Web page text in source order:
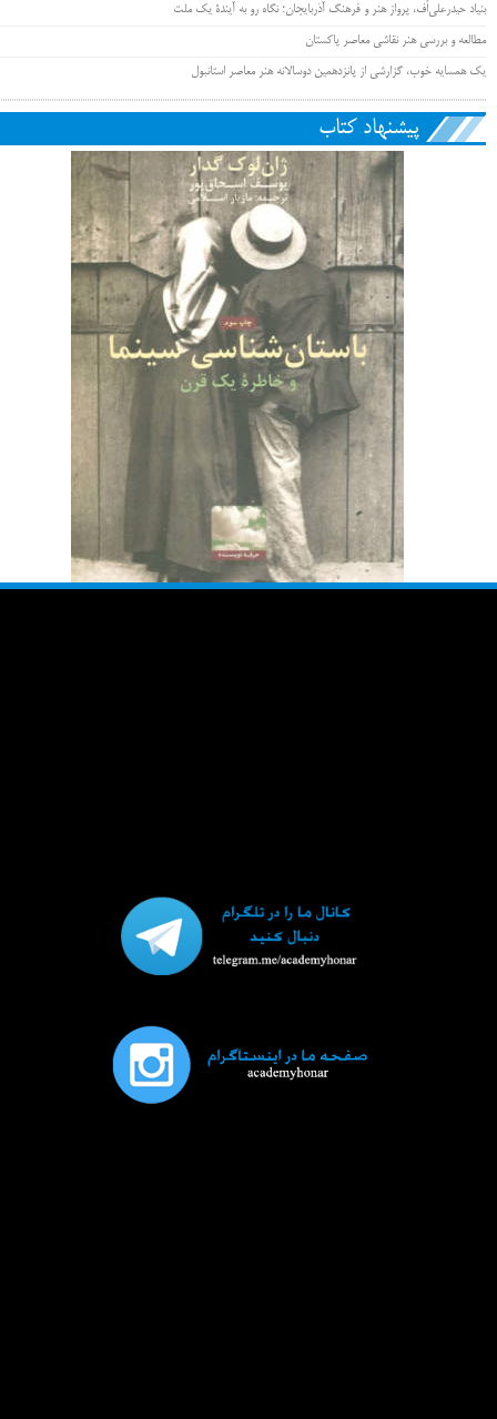
بنیاد حیدرعلی‌اُف، پرواز هنر و فرهنگ آذربایجان؛ نگاه رو به آیندۀ یک ملت
مطالعه و بررسی هنر نقاشی معاصر پاکستان
یک همسایه خوب، گزارشی از پانزدهمین دوسالانه هنر معاصر استانبول
پیشنهاد کتاب